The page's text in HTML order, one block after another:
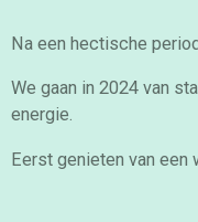
Na een hectische
We gaan in 2024 van
energie.
Eerst genieten van een